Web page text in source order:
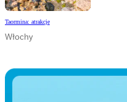
Taormina: atrakcje
Włochy